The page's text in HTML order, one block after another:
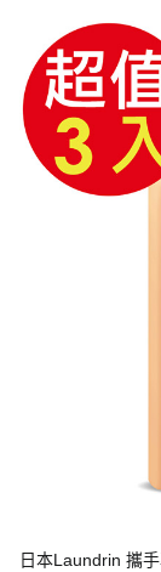
日本Laundrin 攜